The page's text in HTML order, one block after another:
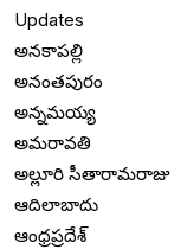
Updates
అనకాపల్లి
అనంతపురం
అన్నమయ్య
అమరావతి
అల్లూరి సీతారామరాజు
ఆదిలాబాదు
ఆంధ్రప్రదేశ్